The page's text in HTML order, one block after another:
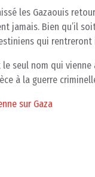
les Gazaouis
jamais. Bien qu’il
qui
le seul nom qui
à la guerre
sur Gaza